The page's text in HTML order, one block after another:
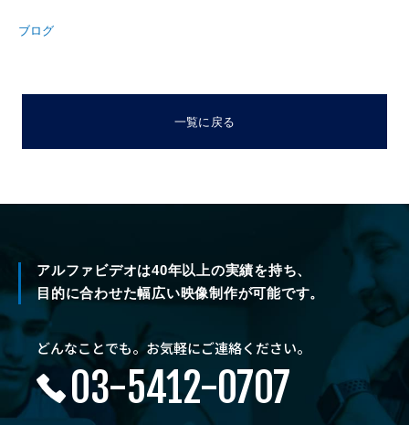
ブログ
一覧に戻る
アルファビデオは40年以上の実績を持ち、
目的に合わせた幅広い映像制作が可能です。
どんなことでも。お気軽にご連絡ください。
03-5412-0707